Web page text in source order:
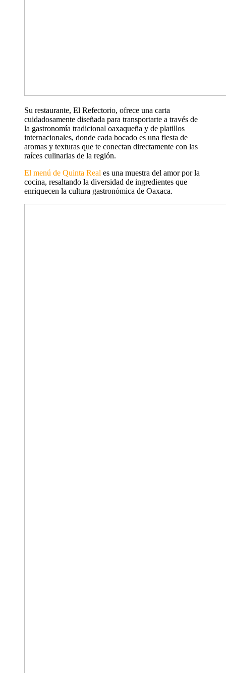
Su restaurante, El Refectorio, ofrece una carta
cuidadosamente diseñada para transportarte a través de
la gastronomía tradicional oaxaqueña y de platillos
internacionales, donde cada bocado es una fiesta de
aromas y texturas que te conectan directamente con las
raíces culinarias de la región.
El menú de Quinta Real es una muestra del amor por la
cocina, resaltando la diversidad de ingredientes que
enriquecen la cultura gastronómica de Oaxaca.